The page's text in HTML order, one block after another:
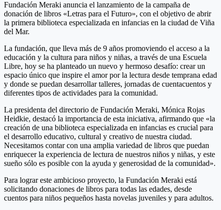
Fundación Meraki anuncia el lanzamiento de la campaña de
donación de libros «Letras para el Futuro», con el objetivo de abrir
la primera biblioteca especializada en infancias en la ciudad de Viña
del Mar.
La fundación, que lleva más de 9 años promoviendo el acceso a la
educación y la cultura para niños y niñas, a través de una Escuela
Libre, hoy se ha planteado un nuevo y hermoso desafío: crear un
espacio único que inspire el amor por la lectura desde temprana edad
y donde se puedan desarrollar talleres, jornadas de cuentacuentos y
diferentes tipos de actividades para la comunidad.
La presidenta del directorio de Fundación Meraki, Mónica Rojas
Heidkie, destacó la importancia de esta iniciativa, afirmando que «la
creación de una biblioteca especializada en infancias es crucial para
el desarrollo educativo, cultural y creativo de nuestra ciudad.
Necesitamos contar con una amplia variedad de libros que puedan
enriquecer la experiencia de lectura de nuestros niños y niñas, y este
sueño sólo es posible con la ayuda y generosidad de la comunidad».
Para lograr este ambicioso proyecto, la Fundación Meraki está
solicitando donaciones de libros para todas las edades, desde
cuentos para niños pequeños hasta novelas juveniles y para adultos.